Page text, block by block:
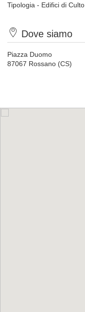
Tipologia - Edifici di Culto
Dove siamo
Piazza Duomo
87067 Rossano (CS)